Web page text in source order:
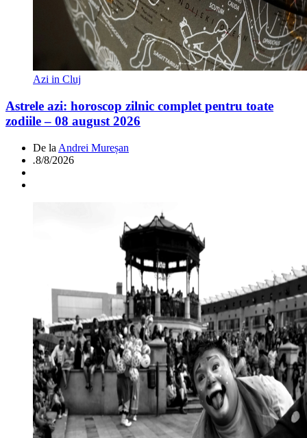
Azi in Cluj
Astrele azi: horoscop zilnic complet pentru toate
zodiile – 08 august 2026
De la Andrei Mureșan
.8/8/2026